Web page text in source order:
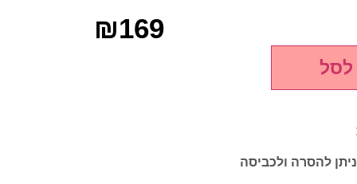
₪169
לסל
להסרה ולכביסה